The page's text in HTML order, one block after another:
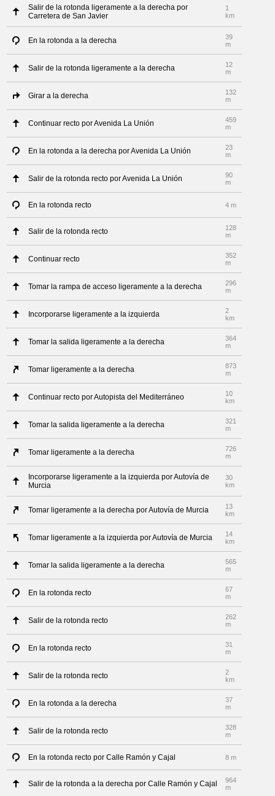
Salir de la rotonda ligeramente a la derecha por
Carretera de San Javier
1
km
En la rotonda a la derecha
39
m
Salir de la rotonda ligeramente a la derecha
12
m
Girar a la derecha
132
m
Continuar recto por Avenida La Unión
459
m
En la rotonda a la derecha por Avenida La Unión
23
m
Salir de la rotonda recto por Avenida La Unión
90
m
En la rotonda recto 4 m
Salir de la rotonda recto
128
m
Continuar recto
352
m
Tomar la rampa de acceso ligeramente a la derecha
296
m
Incorporarse ligeramente a la izquierda
2
km
Tomar la salida ligeramente a la derecha
364
m
Tomar ligeramente a la derecha
873
m
Continuar recto por Autopista del Mediterráneo
10
km
Tomar la salida ligeramente a la derecha
321
m
Tomar ligeramente a la derecha
726
m
Incorporarse ligeramente a la izquierda por Autovía de
Murcia
30
km
Tomar ligeramente a la derecha por Autovía de Murcia
13
km
Tomar ligeramente a la izquierda por Autovía de Murcia
14
km
Tomar la salida ligeramente a la derecha
565
m
En la rotonda recto
67
m
Salir de la rotonda recto
262
m
En la rotonda recto
31
m
Salir de la rotonda recto
2
km
En la rotonda a la derecha
37
m
Salir de la rotonda recto
328
m
En la rotonda recto por Calle Ramón y Cajal 8 m
Salir de la rotonda a la derecha por Calle Ramón y Cajal
964
m